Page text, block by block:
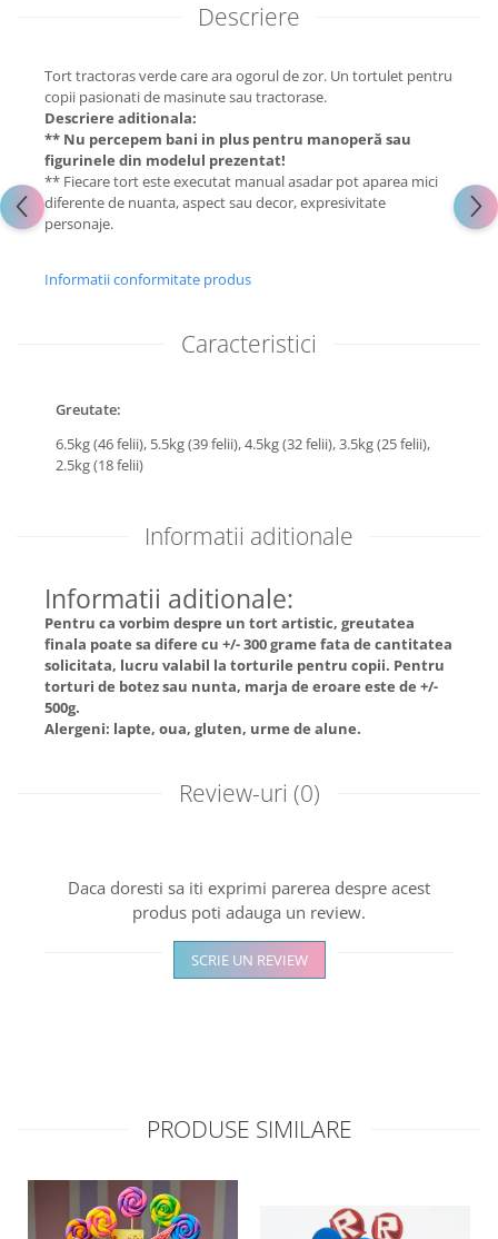
Descriere
Tort tractoras verde care ara ogorul de zor. Un tortulet pentru
copii pasionati de masinute sau tractorase.
Descriere aditionala:
** Nu percepem bani in plus pentru manoperă sau
figurinele din modelul prezentat!
** Fiecare tort este executat manual asadar pot aparea mici
diferente de nuanta, aspect sau decor, expresivitate
personaje.
Informatii conformitate produs
Caracteristici
Greutate:
6.5kg (46 felii), 5.5kg (39 felii),4.5kg (32 felii),3.5kg (25 felii),
2.5kg (18 felii)
Informatii aditionale
Informatii aditionale:
Pentru ca vorbim despre un tort artistic, greutatea
finala poate sa difere cu +/- 300 grame fata de cantitatea
solicitata, lucru valabil la torturile pentru copii. Pentru
torturi de botez sau nunta, marja de eroare este de +/-
500g.
Alergeni: lapte, oua, gluten, urme de alune.
Review-uri (0)
Daca doresti sa iti exprimi parerea despre acest
produs poti adauga un review.
SCRIE UN REVIEW
PRODUSE SIMILARE